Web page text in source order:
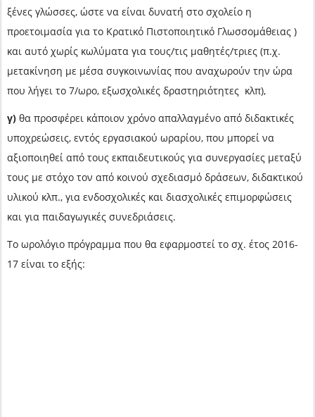
ξένες γλώσσες, ώστε να είναι δυνατή στο σχολείο η
προετοιμασία για το Κρατικό Πιστοποιητικό Γλωσσομάθειας )
και αυτό χωρίς κωλύματα για τους/τις μαθητές/τριες (π.χ.
μετακίνηση με μέσα συγκοινωνίας που αναχωρούν την ώρα
που λήγει το 7/ωρο, εξωσχολικές δραστηριότητες κλπ),
γ) θα προσφέρει κάποιον χρόνο απαλλαγμένο από διδακτικές
υποχρεώσεις, εντός εργασιακού ωραρίου, που μπορεί να
αξιοποιηθεί από τους εκπαιδευτικούς για συνεργασίες μεταξύ
τους με στόχο τον από κοινού σχεδιασμό δράσεων, διδακτικού
υλικού κλπ., για ενδοσχολικές και διασχολικές επιμορφώσεις
και για παιδαγωγικές συνεδριάσεις.
Το ωρολόγιο πρόγραμμα που θα εφαρμοστεί το σχ. έτος 2016-
17 είναι το εξής: